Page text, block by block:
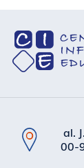
al.
00-